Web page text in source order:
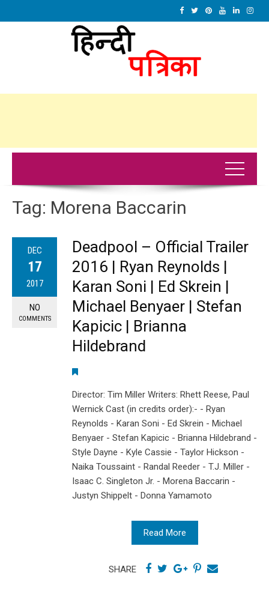
Tag: Morena Baccarin
DEC
17
2017
NO
COMMENTS
Deadpool – Official Trailer
2016 | Ryan Reynolds |
Karan Soni | Ed Skrein |
Michael Benyaer | Stefan
Kapicic | Brianna
Hildebrand
Director: Tim Miller Writers: Rhett Reese, Paul
Wernick Cast (in credits order):- - Ryan
Reynolds - Karan Soni - Ed Skrein - Michael
Benyaer - Stefan Kapicic - Brianna Hildebrand -
Style Dayne - Kyle Cassie - Taylor Hickson -
Naika Toussaint - Randal Reeder - T.J. Miller -
Isaac C. Singleton Jr. - Morena Baccarin -
Justyn Shippelt - Donna Yamamoto
Read More
SHARE